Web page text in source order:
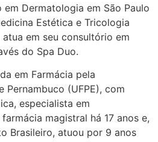
Dermatologia em São Paulo
Estética e Tricologia
em seu consultório em
do Spa Duo.
em Farmácia pela
Pernambuco (UFPE), com
especialista em
magistral há 17 anos e,
Brasileiro, atuou por 9 anos